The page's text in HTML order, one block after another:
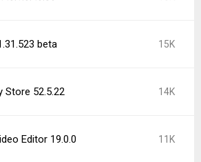
beta 15K
Store 52.5.22 14K
Editor 19.0.0 11K